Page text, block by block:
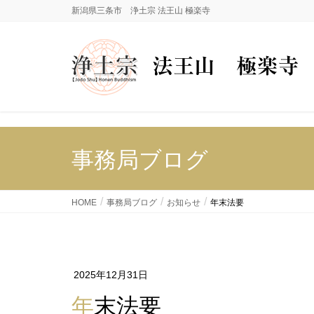
新潟県三条市 浄土宗 法王山 極楽寺
事務局ブログ
HOME 事務局ブログ お知らせ 年末法要
2025年12月31日
年末法要